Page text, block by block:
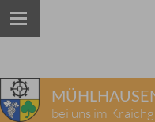
bei uns im